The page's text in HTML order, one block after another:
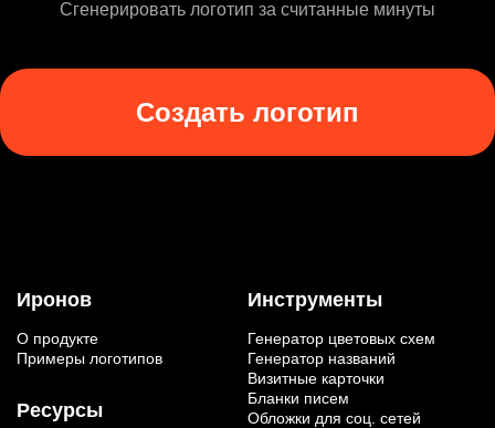
Сгенерировать логотип за считанные минуты
Создать логотип
Иронов
О продукте
Примеры логотипов
Ресурсы
Инструменты
Генератор цветовых схем
Генератор названий
Визитные карточки
Бланки писем
Обложки для соц. сетей